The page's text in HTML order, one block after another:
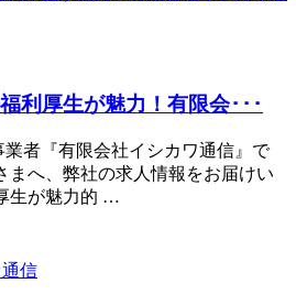
利厚生が魅力！有限会･･･
者『有限会社イシカワ通信』で
まへ、弊社の求人情報をお届けい
生が魅力的 …
信